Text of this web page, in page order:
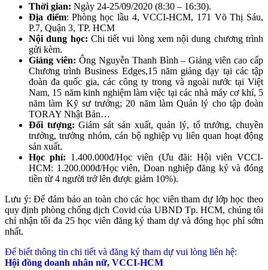
Thời gian: Ngày 24-25/09/2020 (8:30 – 16:30).
Địa điểm: Phòng học lầu 4, VCCI-HCM, 171 Võ Thị Sáu,
P.7, Quận 3, TP. HCM
Nội dung học: Chi tiết vui lòng xem nội dung chương trình
gửi kèm.
Giảng viên: Ông Nguyễn Thanh Bình – Giảng viên cao cấp
Chương trình Business Edges,15 năm giảng dạy tại các tập
đoàn đa quốc gia, các công ty trong và ngoài nước tại Việt
Nam, 15 năm kinh nghiệm làm việc tại các nhà máy cơ khí, 5
năm làm Kỹ sư trưởng; 20 năm làm Quản lý cho tập đoàn
TORAY Nhật Bản…
Đối tượng:Giám sát sản xuất, quản lý, tổ trưởng, chuyền
trưởng, trưởng nhóm, cán bộ nghiệp vụ liên quan hoạt động
sản xuất.
Học phí: 1.400.000đ/Học viên (Ưu đãi: Hội viên VCCI-
HCM: 1.200.000đ/Học viên, Doan nghiệp đăng ký và đóng
tiền từ 4 người trở lên được giảm 10%).
Lưu ý: Để đảm bảo an toàn cho các học viên tham dự lớp học theo
quy định phòng chống dịch Covid của UBND Tp. HCM, chúng tôi
chỉ nhận tối đa 25 học viên đăng ký tham dự và đóng học phí sớm
nhất.
Để biết thông tin chi tiết và đăng ký tham dự vui lòng liên hệ:
Hội đồng doanh nhân nữ, VCCI-HCM